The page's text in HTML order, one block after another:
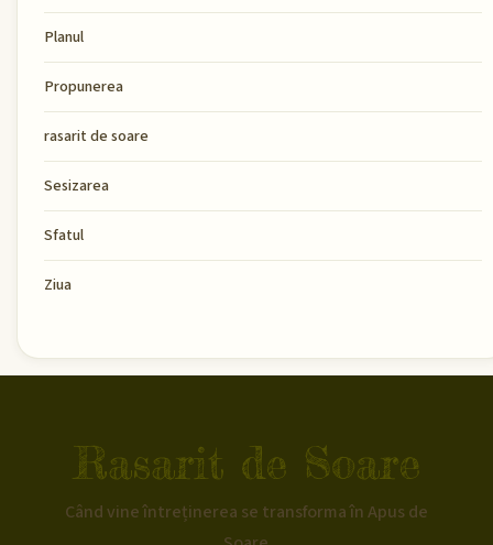
Planul
Propunerea
rasarit de soare
Sesizarea
Sfatul
Ziua
Rasarit de Soare
Când vine întreținerea se transforma în Apus de